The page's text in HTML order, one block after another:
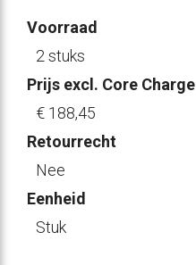
Voorraad
2 stuks
Prijs excl. Core Charge
€ 188,45
Retourrecht
Nee
Eenheid
Stuk